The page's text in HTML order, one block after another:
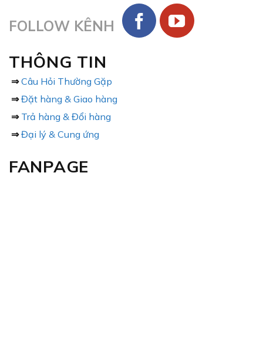
FOLLOW KÊNH
THÔNG TIN
⇒ Câu Hỏi Thường Gặp
⇒ Đặt hàng & Giao hàng
⇒ Trả hàng & Đổi hàng
⇒ Đại lý & Cung ứng
FANPAGE